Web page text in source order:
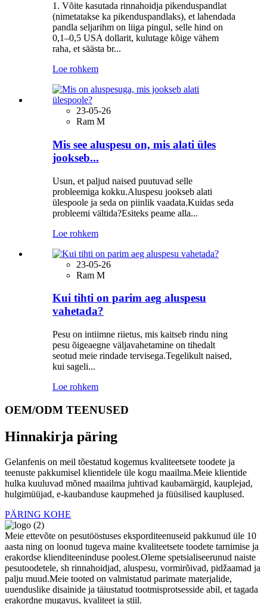
1. Võite kasutada rinnahoidja pikenduspandlat
(nimetatakse ka pikenduspandlaks), et lahendada
pandla seljarihm on liiga pingul, selle hind on
0,1–0,5 USA dollarit, kulutage kõige vähem
raha, et säästa br...
Loe rohkem
23-05-26
Ram M
Mis see aluspesu on, mis alati üles
jookseb...
Usun, et paljud naised puutuvad selle
probleemiga kokku.Aluspesu jookseb alati
ülespoole ja seda on piinlik vaadata.Kuidas seda
probleemi vältida?Esiteks peame alla...
Loe rohkem
23-05-26
Ram M
Kui tihti on parim aeg aluspesu
vahetada?
Pesu on intiimne riietus, mis kaitseb rindu ning
pesu õigeaegne väljavahetamine on tihedalt
seotud meie rindade tervisega.Tegelikult naised,
kui sageli...
Loe rohkem
OEM/ODM TEENUSED
Hinnakirja päring
Gelanfenis on meil tõestatud kogemus kvaliteetsete toodete ja
teenuste pakkumisel klientidele üle kogu maailma.Meie klientide
hulka kuuluvad mõned maailma juhtivad kaubamärgid, kauplejad,
hulgimüüjad, e-kaubanduse kaupmehed ja füüsilised kauplused.
PÄRING KOHE
Meie ettevõte on pesutööstuses eksporditeenuseid pakkunud üle 10
aasta ning on loonud tugeva maine kvaliteetsete toodete tarnimise ja
erakordse klienditeeninduse poolest.Oleme spetsialiseerunud naiste
pesutoodetele, sh rinnahoidjad, aluspesu, vormirõivad, pidžaamad ja
palju muud.Meie tooted on valmistatud parimate materjalide,
uuenduslike disainide ja täiustatud tootmisprotsesside abil, et tagada
erakordne mugavus, kvaliteet ja stiil.